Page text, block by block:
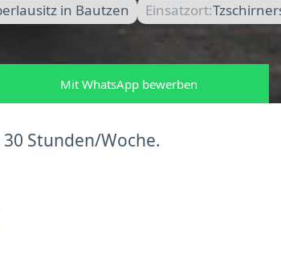
in Bautzen Einsatzort:
Mit WhatsApp bewerben
Stunden/Woche.